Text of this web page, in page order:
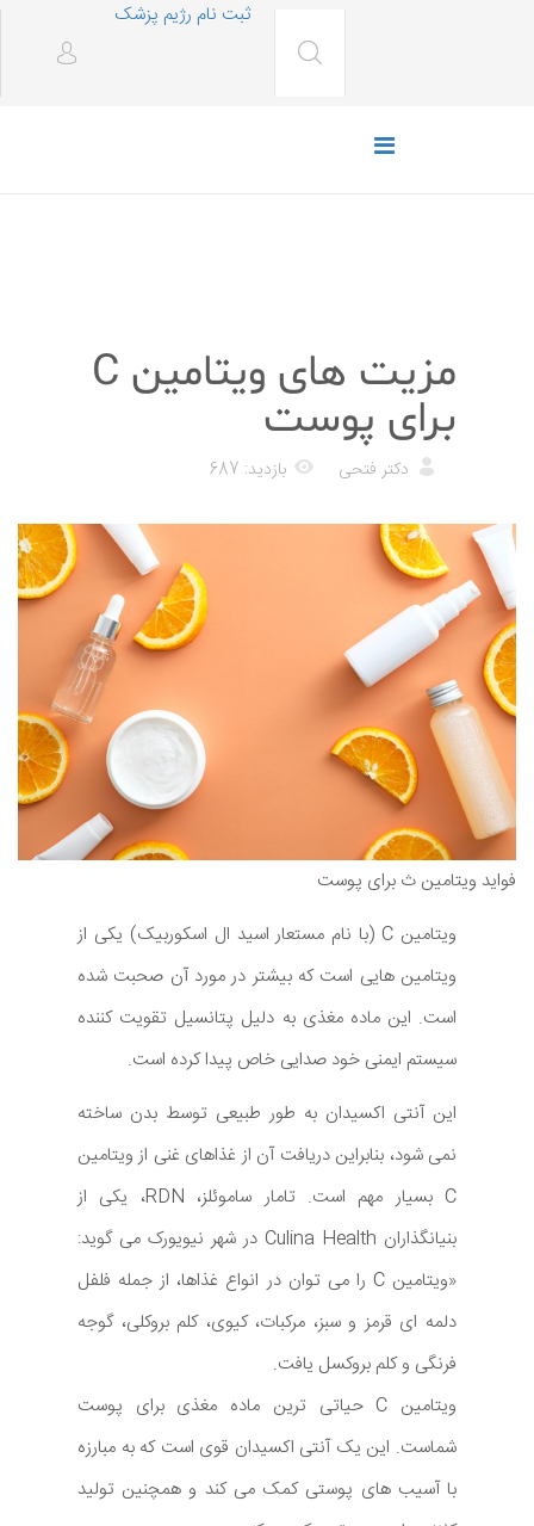
ثبت نام رژیم پزشک
مزیت های ویتامین C
برای پوست
دکتر فتحی بازدید: 687
فواید ویتامین ث برای پوست
ویتامین C (با نام مستعار اسید ال اسکوربیک) یکی از
ویتامین هایی است که بیشتر در مورد آن صحبت شده
است. این ماده مغذی به دلیل پتانسیل تقویت کننده
سیستم ایمنی خود صدایی خاص پیدا کرده است.
این آنتی اکسیدان به طور طبیعی توسط بدن ساخته
نمی شود، بنابراین دریافت آن از غذاهای غنی از ویتامین
C بسیار مهم است. تامار ساموئلز، RDN، یکی از
بنیانگذاران Culina Health در شهر نیویورک می گوید:
«ویتامین C را می توان در انواع غذاها، از جمله فلفل
دلمه ای قرمز و سبز، مرکبات، کیوی، کلم بروکلی، گوجه
فرنگی و کلم بروکسل یافت.
ویتامین C حیاتی ترین ماده مغذی برای پوست
شماست. این یک آنتی اکسیدان قوی است که به مبارزه
با آسیب های پوستی کمک می کند و همچنین تولید